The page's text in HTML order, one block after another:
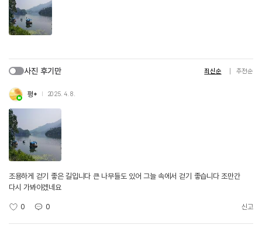
사진 후기만 최신순 추천순
평* 2025. 4. 8.
조용하게 걷기 좋은 길입니다 큰 나무들도 있어 그늘 속에서 걷기 좋습니다 조만간
다시 가봐야겠네요
0 0 신고